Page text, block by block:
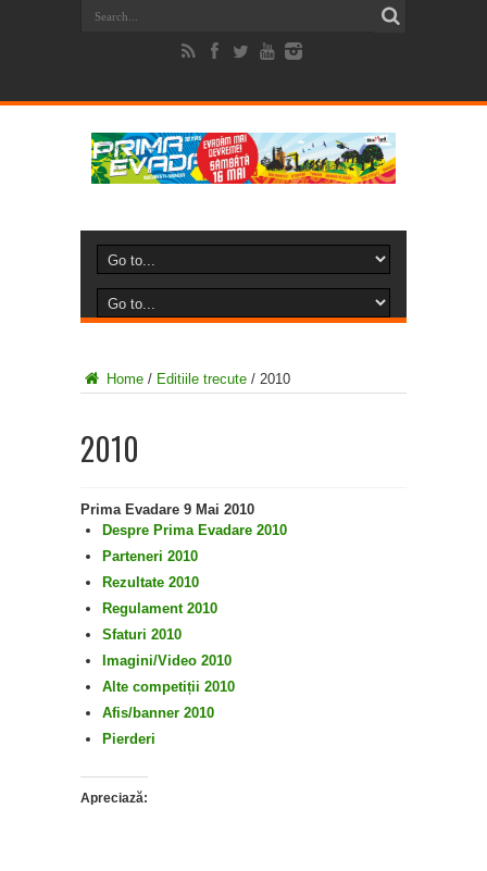
Home / Editiile trecute / 2010
2010
Prima Evadare 9 Mai 2010
Despre Prima Evadare 2010
Parteneri 2010
Rezultate 2010
Regulament 2010
Sfaturi 2010
Imagini/Video 2010
Alte competiții 2010
Afis/banner 2010
Pierderi
Apreciază: